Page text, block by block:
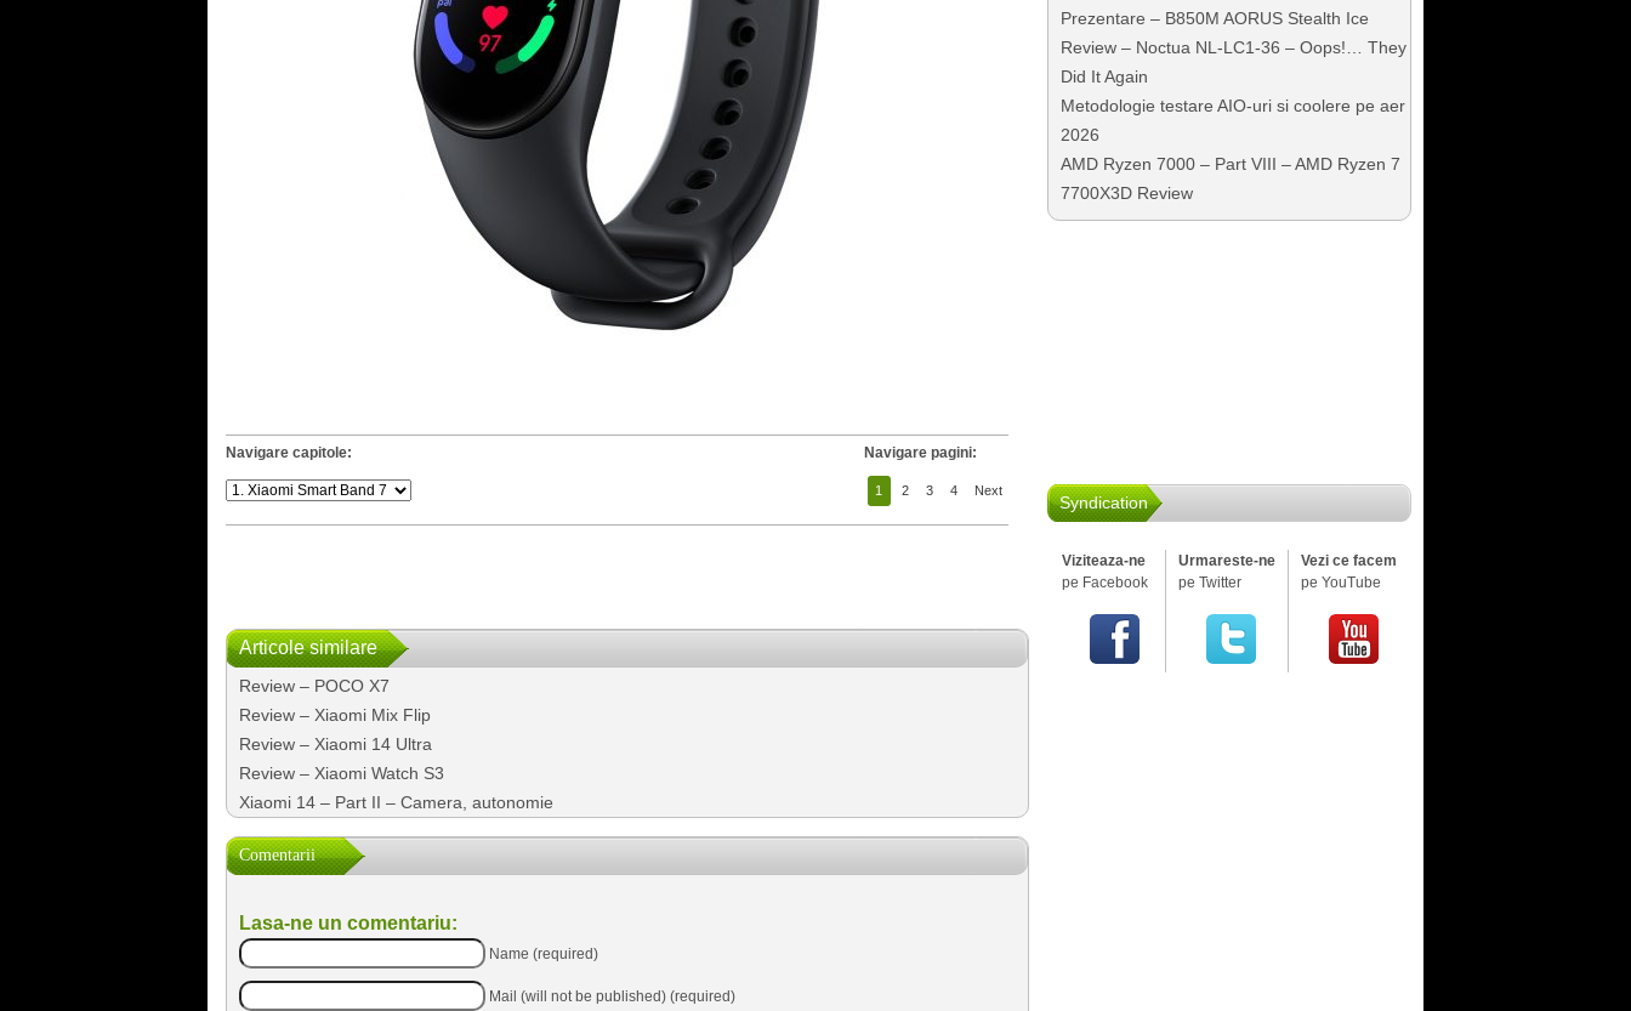
Navigare capitole: Navigare pagini:
1 2 3 4 Next
Articole similare
Review – POCO X7
Review – Xiaomi Mix Flip
Review – Xiaomi 14 Ultra
Review – Xiaomi Watch S3
Xiaomi 14 – Part II – Camera, autonomie
Comentarii
Lasa-ne un comentariu:
Name (required)
Mail (will not be published) (required)
Prezentare – B850M AORUS Stealth Ice
Review – Noctua NL-LC1-36 – Oops!… They
Did It Again
Metodologie testare AIO-uri si coolere pe aer
2026
AMD Ryzen 7000 – Part VIII – AMD Ryzen 7
7700X3D Review
Syndication
Viziteaza-ne
pe Facebook
Urmareste-ne
pe Twitter
Vezi ce facem
pe YouTube